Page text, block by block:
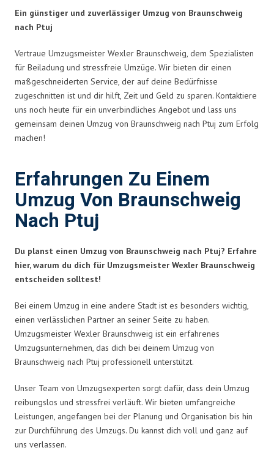
Ein günstiger und zuverlässiger Umzug von Braunschweig
nach Ptuj
Vertraue Umzugsmeister Wexler Braunschweig, dem Spezialisten
für Beiladung und stressfreie Umzüge. Wir bieten dir einen
maßgeschneiderten Service, der auf deine Bedürfnisse
zugeschnitten ist und dir hilft, Zeit und Geld zu sparen. Kontaktiere
uns noch heute für ein unverbindliches Angebot und lass uns
gemeinsam deinen Umzug von Braunschweig nach Ptuj zum Erfolg
machen!
Erfahrungen Zu Einem
Umzug Von Braunschweig
Nach Ptuj
Du planst einen Umzug von Braunschweig nach Ptuj? Erfahre
hier, warum du dich für Umzugsmeister Wexler Braunschweig
entscheiden solltest!
Bei einem Umzug in eine andere Stadt ist es besonders wichtig,
einen verlässlichen Partner an seiner Seite zu haben.
Umzugsmeister Wexler Braunschweig ist ein erfahrenes
Umzugsunternehmen, das dich bei deinem Umzug von
Braunschweig nach Ptuj professionell unterstützt.
Unser Team von Umzugsexperten sorgt dafür, dass dein Umzug
reibungslos und stressfrei verläuft. Wir bieten umfangreiche
Leistungen, angefangen bei der Planung und Organisation bis hin
zur Durchführung des Umzugs. Du kannst dich voll und ganz auf
uns verlassen.